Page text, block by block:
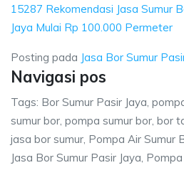
15287 Rekomendasi Jasa Sumur
Jaya Mulai Rp 100.000 Permeter
Posting pada Jasa Bor Sumur
Navigasi pos
Tags: Bor Sumur Pasir Jaya,
sumur bor, pompa sumur bor, bor
jasa bor sumur, Pompa Air Sumur
Jasa Bor Sumur Pasir Jaya,